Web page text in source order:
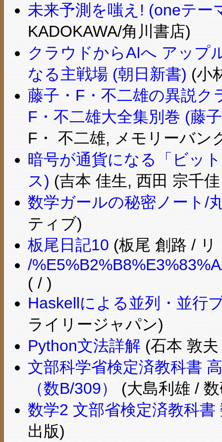
未来予測を嗤え! (oneテー
KADOKAWA/角川書店)
クラウドからAIへ アップ
なる主戦場 (朝日新書) (小
藤子・F・不二雄の異説ク
F・不二雄大全集別巻 (藤
F・ 不二雄, メモリーバン
暗号が通貨になる「ビッ
ス) (吉本 佳生, 西田 宗千
数学ガールの秘密ノート/
ティブ)
板尾日記10 (板尾 創路 /
/
( / )
Haskellによる並列・並行
ライリージャパン)
Python文法詳解 (石本 敦
文部科学省検定済教科書
（数B/309）
(大島利雄 /
数学2 文部省検定済教科
出版)